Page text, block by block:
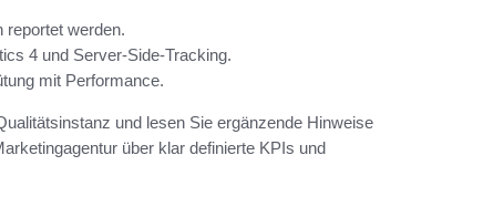
reportet werden.
4 und Server-Side-Tracking.
mit Performance.
und lesen Sie ergänzende Hinweise
über klar definierte KPIs und